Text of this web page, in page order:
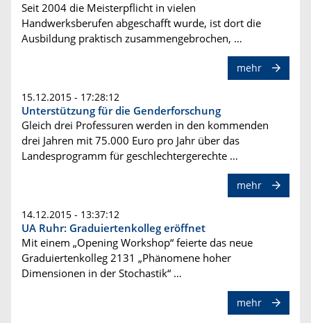
Seit 2004 die Meisterpflicht in vielen
Handwerksberufen abgeschafft wurde, ist dort die
Ausbildung praktisch zusammengebrochen, …
mehr
15.12.2015 - 17:28:12
Unterstützung für die Genderforschung
Gleich drei Professuren werden in den kommenden
drei Jahren mit 75.000 Euro pro Jahr über das
Landesprogramm für geschlechtergerechte …
mehr
14.12.2015 - 13:37:12
UA Ruhr: Graduiertenkolleg eröffnet
Mit einem „Opening Workshop“ feierte das neue
Graduiertenkolleg 2131 „Phänomene hoher
Dimensionen in der Stochastik“ …
mehr